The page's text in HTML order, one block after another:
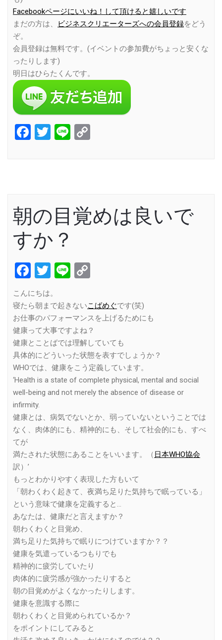
Facebookページにいいね！して頂けると嬉しいです
まだの方は、
ビジネスクリエーターズへの会員登録をどう
ぞ。
会員登録は無料です。(イベントの参加費がちょっと安くな
ったりします)
明日はひらたくんです。
Facebook
Twitter
Line
朝の目覚めは良いで
すか？
Facebook
Twitter
Line
こんにちは。
寝たら朝まで起きないこばめぐです(笑)
お仕事のパフォーマンスを上げるためにも
健康って大事ですよね？
健康とことばでは理解していても
具体的にどういった状態を表すでしょうか？
WHOでは、健康をこう定義しています。
‘Health is a state of complete physical, mental and social
well-being and not merely the absence of disease or
infirmity.
健康とは、病気でないとか、弱っていないということでは
なく、肉体的にも、精神的にも、そして社会的にも、すべ
てが
満たされた状態にあることをいいます。（ 日本WHO協会
訳）’
もっとわかりやすく表現した方もいて
「朝わくわく起きて、夜満ち足りた気持ちで眠っている」
という意味で健康を定義すると…
あなたは、健康だと言えますか？
朝わくわくと目覚め、
満ち足りた気持ちで眠りにつけていますか？？
健康を気遣っているつもりでも
精神的に疲労していたり
肉体的に疲労感が強かったりすると
朝の目覚めがよくなかったりします。
健康を意識する際に
朝わくわくと目覚められているか？
をポイントにしてみると